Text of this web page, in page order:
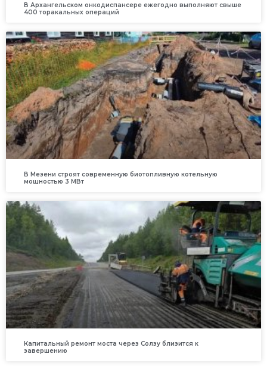
В Архангельском онкодиспансере ежегодно выполняют свыше
400 торакальных операций
В Мезени строят современную биотопливную котельную
мощностью 3 МВт
Капитальный ремонт моста через Солзу близится к
завершению